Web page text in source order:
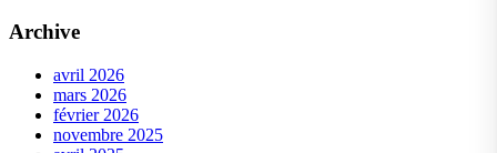
Archive
avril 2026
mars 2026
février 2026
novembre 2025